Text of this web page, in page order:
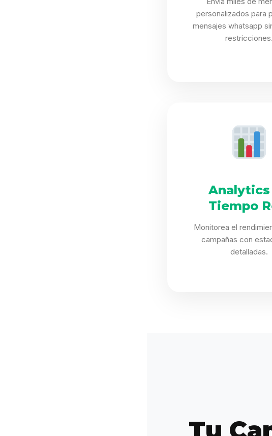
personalizados para
mensajes whatsapp
restricciones.
Analytics
Tiempo
Monitorea el
campañas con
detalladas.